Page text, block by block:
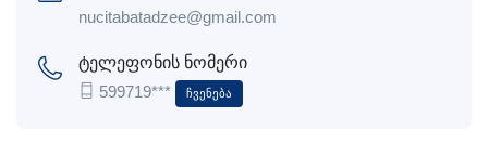
nucitabatadzee@gmail.com
ტელეფონის ნომერი
599719***
Ჩვენება